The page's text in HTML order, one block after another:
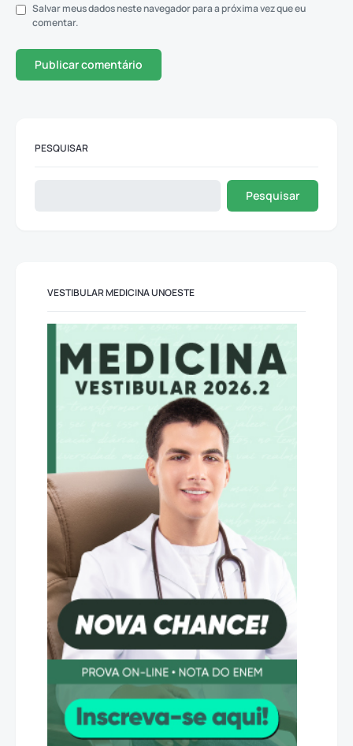
Salvar meus dados neste navegador para a próxima vez que eu
comentar.
PESQUISAR
Pesquisar
VESTIBULAR MEDICINA UNOESTE